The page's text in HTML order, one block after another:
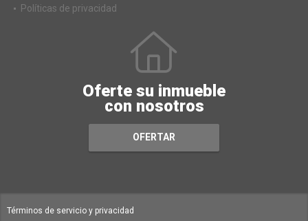
Políticas de privacidad
Oferte su inmueble
con nosotros
OFERTAR
Términos de servicio y privacidad